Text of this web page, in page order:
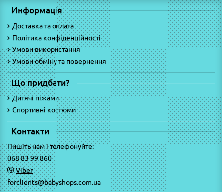
Информація
Доставка та оплата
Політика конфіденційності
Умови використання
Умови обміну та повернення
Що придбати?
Дитячі піжами
Спортивні костюми
Контакти
Пишіть нам і телефонуйте:
068 83 99 860
Viber
forclients@babyshops.com.ua